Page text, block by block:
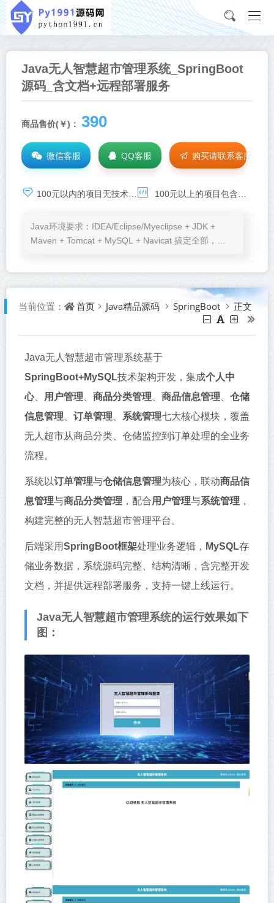
Java无人智慧超市管理系统_SpringBoot
源码_含文档+远程部署服务
商品售价(￥)： 390
微信客服 QQ客服 购买请联系客服
100元以内的项目无技术基础服务，承诺项目可运行，如需技术支持，请点击： 100元以上的项目包含环境安装、程序运行、BUG调试等免费服务
Java环境要求：IDEA/Eclipse/Myeclipse + JDK +
Maven + Tomcat + MySQL + Navicat 搞定全部，
当前位置： 首页 Java精品源码 SpringBoot 正文
Java无人智慧超市管理系统基于
SpringBoot+MySQL技术架构开发，集成个人中
心、 用户管理 商品分类管理 商品信息管理
仓储
信息管理
订单管理 系统管理七大核心模块，覆盖
无人超市从商品分类、仓储监控到订单处理的全业务
流程。
系统以订单管理与仓储信息管理为核心，联动商品信
息管理与商品分类管理 ，配合用户管理与系统管理 ，
构建完整的无人智慧超市管理平台。
后端采用SpringBoot框架处理业务逻辑， MySQL存
储业务数据，系统源码完整、结构清晰，含完整开发
文档，并提供远程部署服务，支持一键上线运行。
Java无人智慧超市管理系统的运行效果如下
图：